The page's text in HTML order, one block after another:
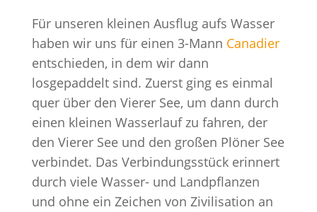
Für unseren kleinen Ausflug aufs Wasser
haben wir uns für einen 3-Mann Canadier
entschieden, in dem wir dann
losgepaddelt sind. Zuerst ging es einmal
quer über den Vierer See, um dann durch
einen kleinen Wasserlauf zu fahren, der
den Vierer See und den großen Plöner See
verbindet. Das Verbindungsstück erinnert
durch viele Wasser- und Landpflanzen
und ohne ein Zeichen von Zivilisation an